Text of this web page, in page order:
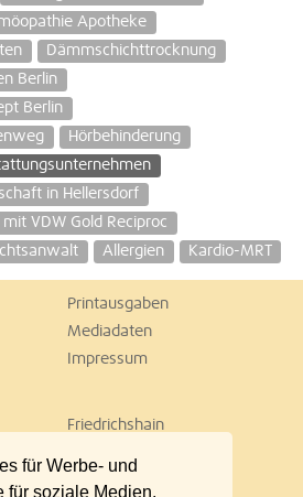
für Werbe- und
für soziale Medien.
Apotheke
Dämmschichttrocknung
Berlin
Berlin
Hörbehinderung
in Hellersdorf
VDW Gold Reciproc
Allergien Kardio-MRT
Printausgaben
Mediadaten
Impressum
Friedrichshain